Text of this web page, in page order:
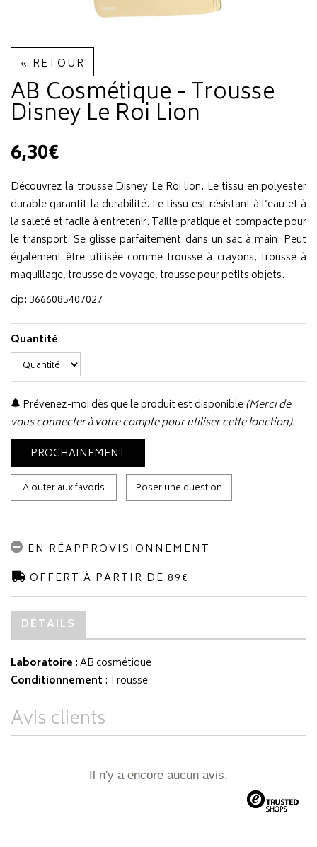
« RETOUR
AB Cosmétique - Trousse
Disney Le Roi Lion
6,30€
Découvrez la trousse Disney Le Roi lion. Le tissu en polyester
durable garantit la durabilité. Le tissu est résistant à l’eau et à
la saleté et facile à entretenir. Taille pratique et compacte pour
le transport. Se glisse parfaitement dans un sac à main. Peut
également être utilisée comme trousse à crayons, trousse à
maquillage, trousse de voyage, trousse pour petits objets.
cip: 3666085407027
Quantité
Prévenez-moi dès que le produit est disponible(Merci de
vous connecter à votre compte pour utiliser cette fonction).
PROCHAINEMENT
Ajouter aux favoris Poser une question
EN RÉAPPROVISIONNEMENT
OFFERT À PARTIR DE 89€
DÉTAILS
Laboratoire :AB cosmétique
Conditionnement : Trousse
Avis clients
Il n'y a encore aucun avis.